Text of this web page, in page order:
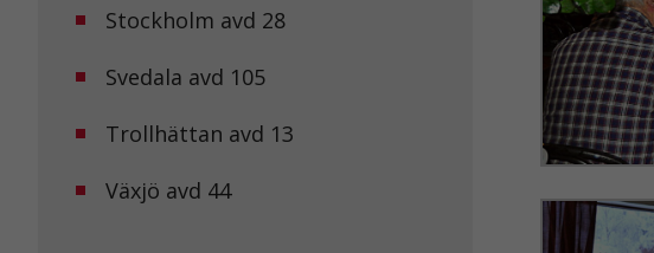
Stockholm avd 28
Svedala avd 105
Trollhättan avd 13
Växjö avd 44